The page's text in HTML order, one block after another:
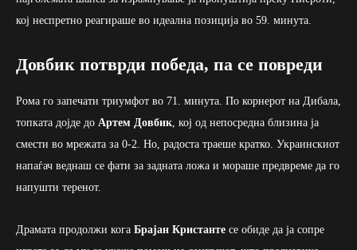
кој неспретно реагираше во идеална позиција во 59. минута.
Довбик потврди победа, па се повреди
Рома го запечати триумфот во 71. минута. По корнерот на Дибала,
топката дојде до Артем Довбик , кој од непосредна близина ја
смести во мрежата за 0-2. Но, радоста траеше кратко. Украинскиот
напаѓач веднаш се фати за задната ложа и мораше предвреме да го
напушти теренот.
Драмата продолжи кога Брајан Кристанте се обиде да ја сопре